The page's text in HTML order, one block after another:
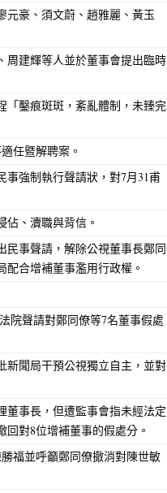
元豪、須文蔚、趙雅麗、黃玉
周建輝等人並於董事會提出臨時
「鑿痕斑斑，紊亂體制，未臻完
任暨解聘案。
事強制執行聲請狀，對7月31甫
佔、瀆職與背信。
民事聲請，解除公視董事長鄭同
合增補董事濫用行政權。
院聲請對鄭同僚等7名董事假處
新聞局干預公視獨立自主，並對
董事長，但遭監事會指未經法定
對8位增補董事的假處分。
福並呼籲鄭同僚撤消對陳世敏